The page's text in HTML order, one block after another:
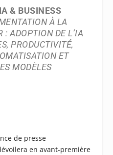
& BUSINESS
À LA
: ADOPTION DE L’IA
PRODUCTIVITÉ,
ET
MODÈLES
de presse
en avant-première